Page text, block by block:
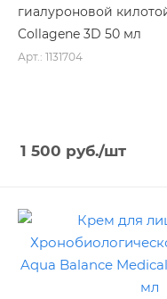
гиалуроновой
Collagene 3D 50 мл
Арт.: 1131704
1 500 руб./шт